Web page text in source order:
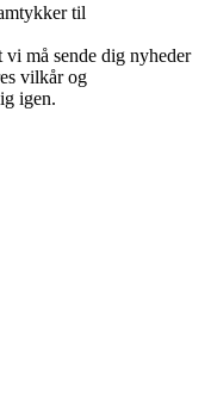
til
må sende dig nyheder
vilkår og
igen.